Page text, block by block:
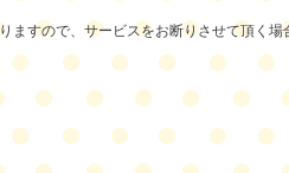
すので、サービスをお断りさせて頂く